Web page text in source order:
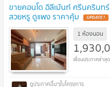
ขายคอนโด อิลีเม้นท์ ศรีนคริน
สวยหรู ดูแพง ราคาคุ้ม UPDATE !
1 ห้องนอน